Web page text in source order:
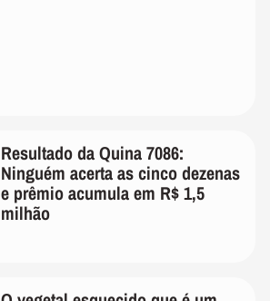
Resultado da Quina 7086:
Ninguém acerta as cinco dezenas
e prêmio acumula em R$ 1,5
milhão